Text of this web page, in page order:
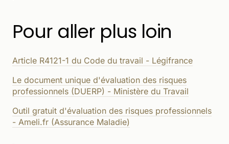
Pour aller plus loin
Article R4121-1 du Code du travail - Légifrance
Le document unique d'évaluation des risques
professionnels (DUERP) - Ministère du Travail
Outil gratuit d'évaluation des risques professionnels
- Ameli.fr (Assurance Maladie)